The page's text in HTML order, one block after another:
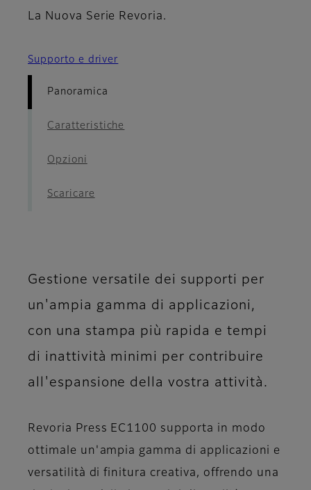
La Nuova Serie Revoria.
Supporto e driver
Panoramica
Caratteristiche
Opzioni
Scaricare
Gestione versatile dei supporti per
un'ampia gamma di applicazioni,
con una stampa più rapida e tempi
di inattività minimi per contribuire
all'espansione della vostra attività.
Revoria Press EC1100 supporta in modo
ottimale un'ampia gamma di applicazioni e
versatilità di finitura creativa, offrendo una